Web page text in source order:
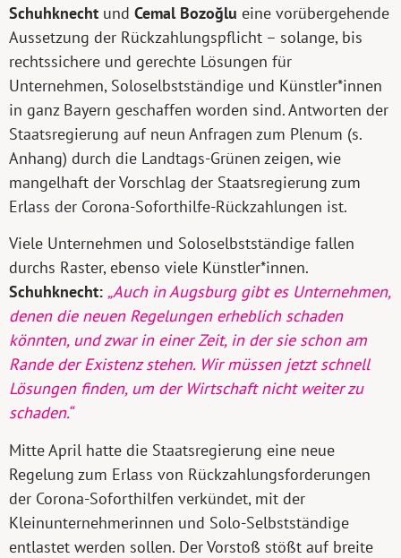
Schuhknecht und Cemal Bozoğlu eine vorübergehende
Aussetzung der Rückzahlungspflicht – solange, bis
rechtssichere und gerechte Lösungen für
Unternehmen, Soloselbstständige und Künstler*innen
in ganz Bayern geschaffen worden sind. Antworten der
Staatsregierung auf neun Anfragen zum Plenum (s.
Anhang) durch die Landtags-Grünen zeigen, wie
mangelhaft der Vorschlag der Staatsregierung zum
Erlass der Corona-Soforthilfe-Rückzahlungen ist.
Viele Unternehmen und Soloselbstständige fallen
durchs Raster, ebenso viele Künstler*innen.
Schuhknecht: „Auch in Augsburg gibt es Unternehmen,
denen die neuen Regelungen erheblich schaden
könnten, und zwar in einer Zeit, in der sie schon am
Rande der Existenz stehen. Wir müssen jetzt schnell
Lösungen finden, um der Wirtschaft nicht weiter zu
schaden.“
Mitte April hatte die Staatsregierung eine neue
Regelung zum Erlass von Rückzahlungsforderungen
der Corona-Soforthilfen verkündet, mit der
Kleinunternehmerinnen und Solo-Selbstständige
entlastet werden sollen. Der Vorstoß stößt auf breite